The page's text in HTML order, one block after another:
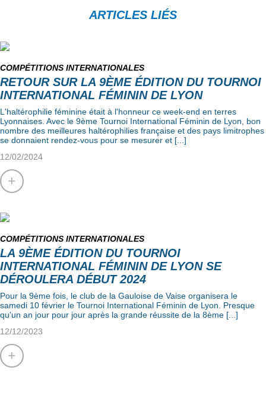
ARTICLES LIÉS
COMPÉTITIONS INTERNATIONALES
RETOUR SUR LA 9ÈME ÉDITION DU TOURNOI
INTERNATIONAL FÉMININ DE LYON
L'haltérophilie féminine était à l'honneur ce week-end en terres
Lyonnaises. Avec le 9ème Tournoi International Féminin de Lyon, bon
nombre des meilleures haltérophilies française et des pays limitrophes
se donnaient rendez-vous pour se mesurer et [...]
12/02/2024
+
COMPÉTITIONS INTERNATIONALES
LA 9ÈME ÉDITION DU TOURNOI
INTERNATIONAL FÉMININ DE LYON SE
DÉROULERA DÉBUT 2024
Pour la 9ème fois, le club de la Gauloise de Vaise organisera le
samedi 10 février le Tournoi International Féminin de Lyon. Presque
qu'un an jour pour jour après la grande réussite de la 8ème [...]
12/12/2023
+